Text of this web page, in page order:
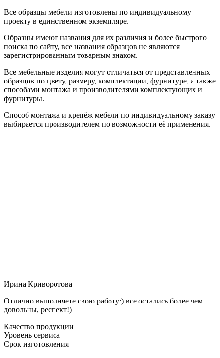
Все образцы мебели изготовлены по индивидуальному
проекту в единственном экземпляре.
Образцы имеют названия для их различия и более быстрого
поиска по сайту, все названия образцов не являются
зарегистрированным товарным знаком.
Все мебельные изделия могут отличаться от представленных
образцов по цвету, размеру, комплектации, фурнитуре, а также
способами монтажа и производителями комплектующих и
фурнитуры.
Способ монтажа и крепёж мебели по индивидуальному заказу
выбирается производителем по возможности её применения.
Ирина Криворотова
Отлично выполняете свою работу:) все остались более чем
довольны, респект!)
Качество продукции
Уровень сервиса
Срок изготовления